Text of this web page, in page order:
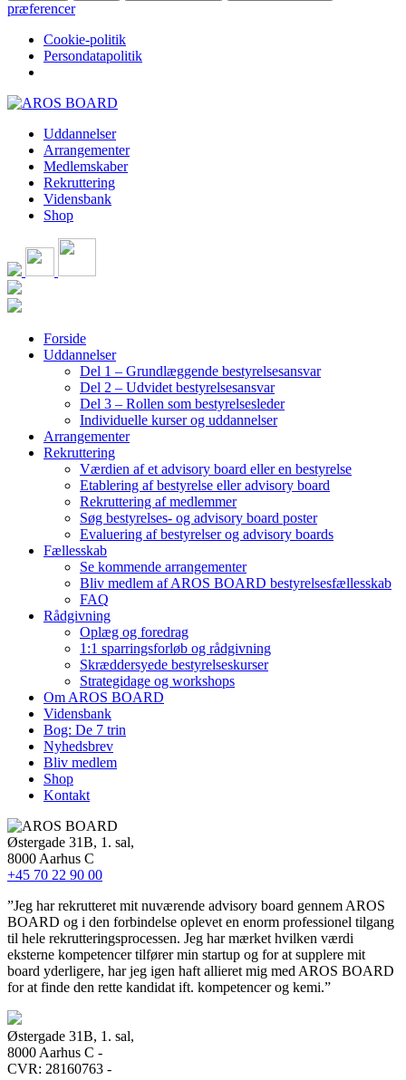
præferencer
Cookie-politik
Persondatapolitik
Skip
contentUddannelser
Arrangementer
Medlemskaber
Rekruttering
Vidensbank
Shop
Forside
Uddannelser
Del 1 – Grundlæggende bestyrelsesansvar
Del 2 – Udvidet bestyrelsesansvar
Del 3 – Rollen som bestyrelsesleder
Individuelle kurser og uddannelser
Arrangementer
Rekruttering
Værdien af et advisory board eller en bestyrelse
Etablering af bestyrelse eller advisory board
Rekruttering af medlemmer
Søg bestyrelses- og advisory board poster
Evaluering af bestyrelser og advisory boards
Fællesskab
Se kommende arrangementer
Bliv medlem af AROS BOARD bestyrelsesfællesskab
FAQ
Rådgivning
Oplæg og foredrag
1:1 sparringsforløb og rådgivning
Skræddersyede bestyrelseskurser
Strategidage og workshops
Om AROS BOARD
Vidensbank
Bog: De 7 trin
Nyhedsbrev
Bliv medlem
Shop
Kontakt
Østergade 31B, 1. sal,
8000 Aarhus C
+45 70 22 90 00
”Jeg har rekrutteret mit nuværende advisory board gennem AROS
BOARD og i den forbindelse oplevet en enorm professionel tilgang
til hele rekrutteringsprocessen. Jeg har mærket hvilken værdi
eksterne kompetencer tilfører min startup og for at supplere mit
board yderligere, har jeg igen haft allieret mig med AROS BOARD
for at finde den rette kandidat ift. kompetencer og kemi.”
Østergade 31B, 1. sal,
8000 Aarhus C -
CVR: 28160763 -